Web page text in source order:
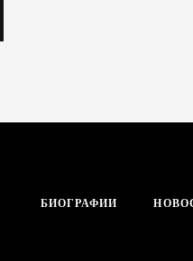
БИОГРАФИИ